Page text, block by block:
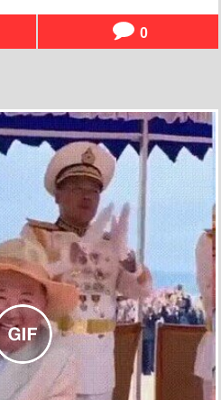
0